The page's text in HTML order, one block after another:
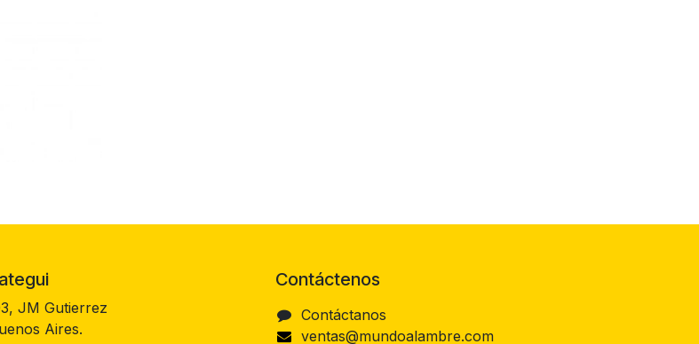
Contáctenos
Contáctanos
ventas@mundoalambre.com
JM Gutierrez
Aires.